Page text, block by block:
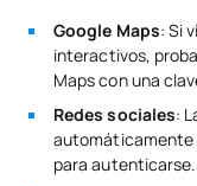
Google Maps: Si
interactivos,
Maps con una
Redes sociales:
automáticamente
para autenticarse.